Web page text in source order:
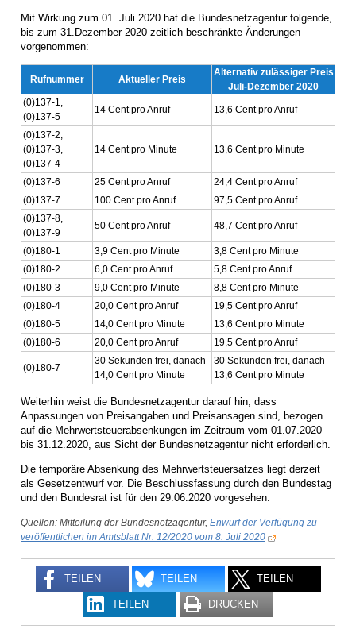
Mit Wirkung zum 01. Juli 2020 hat die Bundesnetzagentur folgende,
bis zum 31.Dezember 2020 zeitlich beschränkte Änderungen
vorgenommen:
Rufnummer Aktueller Preis
Alternativ zulässiger Preis
Juli-Dezember 2020
(0)137-1,
(0)137-5
14 Cent pro Anruf 13,6 Cent pro Anruf
(0)137-2,
(0)137-3,
(0)137-4
14 Cent pro Minute 13,6 Cent pro Minute
(0)137-6 25 Cent pro Anruf
24,4 Cent pro Anruf
(0)137-7
100 Cent pro Anruf
97,5 Cent pro Anruf
(0)137-8,
(0)137-9
50 Cent pro Anruf 48,7 Cent pro Anruf
(0)180-1 3,9 Cent pro Minute
3,8 Cent pro Minute
(0)180-2
6,0 Cent pro Anruf
5,8 Cent pro Anruf
(0)180-3
9,0 Cent pro Minute
8,8 Cent pro Minute
(0)180-4
20,0 Cent pro Anruf
19,5 Cent pro Anruf
(0)180-5
14,0 Cent pro Minute
13,6 Cent pro Minute
(0)180-6
20,0 Cent pro Anruf 19,5 Cent pro Anruf
(0)180-7
30 Sekunden frei, danach
14,0 Cent pro Minute
30 Sekunden frei, danach
13,6 Cent pro Minute
Weiterhin weist die Bundesnetzagentur darauf hin, dass
Anpassungen von Preisangaben und Preisansagen sind, bezogen
auf die Mehrwertsteuerabsenkungen im Zeitraum vom 01.07.2020
bis 31.12.2020, aus Sicht der Bundesnetzagentur nicht erforderlich.
Die temporäre Absenkung des Mehrwertsteuersatzes liegt derzeit
als Gesetzentwurf vor. Die Beschlussfassung durch den Bundestag
und den Bundesrat ist für den 29.06.2020 vorgesehen.
Quellen: Mitteilung der Bundesnetzagentur, Enwurf der Verfügung zu
veröffentlichen im Amtsblatt Nr. 12/2020 vom 8. Juli 2020
TEILEN TEILEN TEILEN
TEILEN DRUCKEN